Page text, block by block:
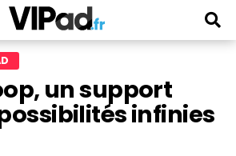
un support
infinies